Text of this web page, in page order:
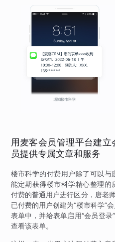
用麦客会员管理平台建
员提供专属文章和服务
楼市科学的付费用户除了可以
能定期获得楼市科学精心整理
付费的普通用户进行区分，唐老
已付费的用户创建为“楼市科学”
表单中，并给表单启用“会员登录
查看该表单。